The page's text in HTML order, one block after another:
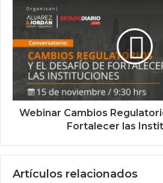
Webinar Cambios
Fortalecer las
Artículos relacionados